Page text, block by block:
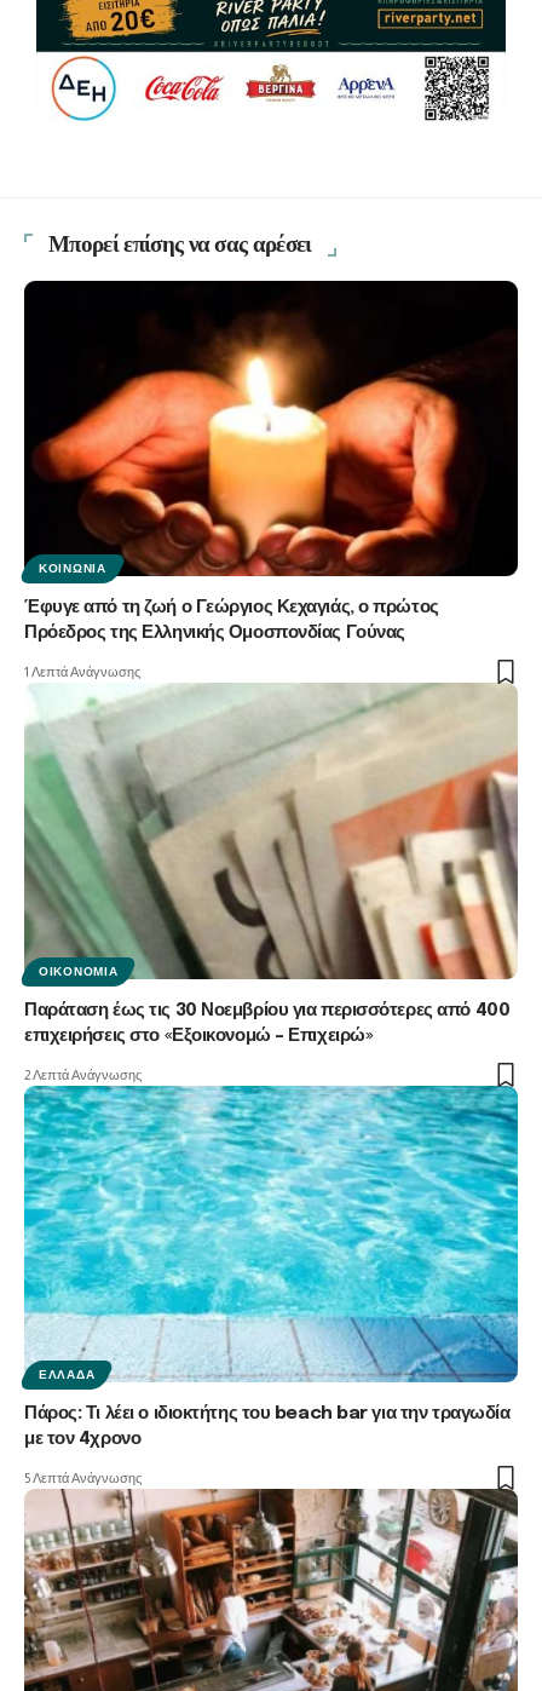
Μπορεί επίσης να σας αρέσει
ΚΟΙΝΩΝΊΑ
Έφυγε από τη ζωή ο Γεώργιος Κεχαγιάς, ο πρώτος
Πρόεδρος της Ελληνικής Ομοσπονδίας Γούνας
1 Λεπτά Ανάγνωσης
ΟΙΚΟΝΟΜΊΑ
Παράταση έως τις 30 Νοεμβρίου για περισσότερες από 400
επιχειρήσεις στο «Εξοικονομώ – Επιχειρώ»
2 Λεπτά Ανάγνωσης
ΕΛΛΆΔΑ
Πάρος: Τι λέει ο ιδιοκτήτης του beach bar για την τραγωδία
με τον 4χρονο
5 Λεπτά Ανάγνωσης